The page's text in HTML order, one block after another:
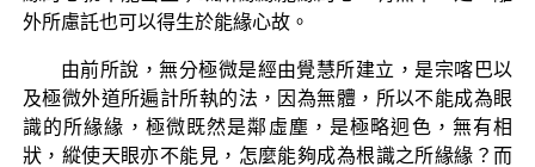
外所慮託也可以得生於能緣心故。
由前所說，無分極微是經由覺慧所建立，是宗喀巴以
及極微外道所遍計所執的法，因為無體，所以不能成為眼
識的所緣緣，極微既然是鄰虛塵，是極略迥色，無有相
狀，縱使天眼亦不能見，怎麼能夠成為根識之所緣緣？而